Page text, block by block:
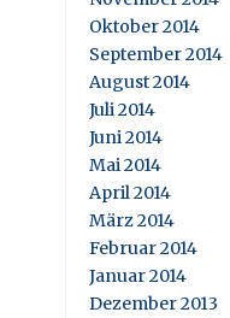
Oktober 2014
September 2014
August 2014
Juli 2014
Juni 2014
Mai 2014
April 2014
März 2014
Februar 2014
Januar 2014
Dezember 2013